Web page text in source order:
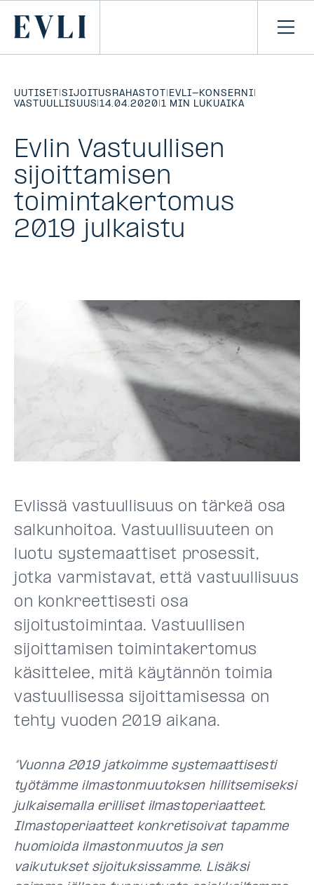
Primary
Avaa
UUTISET |SIJOITUSRAHASTOT | EVLI-KONSERNI|
VASTUULLISUUS|14.04.2020|1 MIN LUKUAIKA
Evlin Vastuullisen
sijoittamisen
toimintakertomus
2019 julkaistu
Evlissä vastuullisuus on tärkeä osa
salkunhoitoa. Vastuullisuuteen on
luotu systemaattiset prosessit,
jotka varmistavat, että vastuullisuus
on konkreettisesti osa
sijoitustoimintaa. Vastuullisen
sijoittamisen toimintakertomus
käsittelee, mitä käytännön toimia
vastuullisessa sijoittamisessa on
tehty vuoden 2019 aikana.
“Vuonna 2019 jatkoimme systemaattisesti
työtämme ilmastonmuutoksen hillitsemiseksi
julkaisemalla erilliset ilmastoperiaatteet.
Ilmastoperiaatteet konkretisoivat tapamme
huomioida ilmastonmuutos ja sen
vaikutukset sijoituksissamme. Lisäksi